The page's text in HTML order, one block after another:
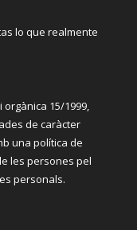
lo que realmente
15/1999,
de caràcter
una política de
les persones pel
personals.